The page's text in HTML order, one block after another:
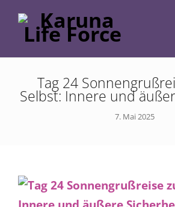
Tag 24
Selbst: Innere und
7. Mai 2025